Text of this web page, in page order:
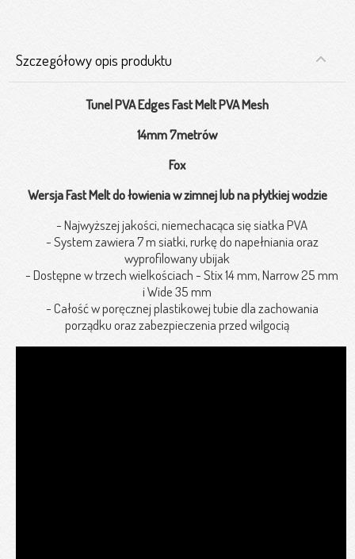
Szczegółowy opis produktu
Tunel PVA Edges Fast Melt PVA Mesh
14mm 7metrów
Fox
Wersja Fast Melt do łowienia w zimnej lub na płytkiej wodzie
- Najwyższej jakości, niemechacąca się siatka PVA
- System zawiera 7 m siatki, rurkę do napełniania oraz
wyprofilowany ubijak
- Dostępne w trzech wielkościach - Stix 14 mm, Narrow 25 mm
i Wide 35 mm
- Całość w poręcznej plastikowej tubie dla zachowania
porządku oraz zabezpieczenia przed wilgocią